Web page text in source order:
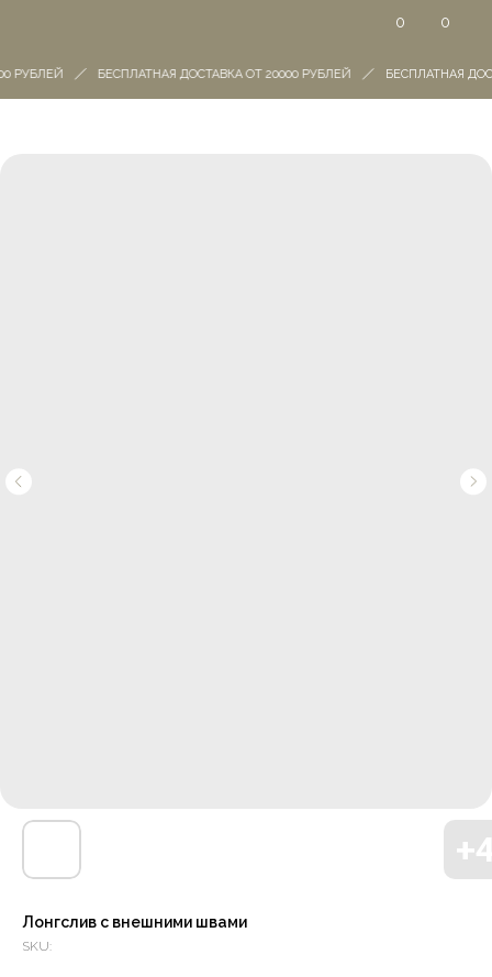
0
0
РУБЛЕЙ БЕСПЛАТНАЯ ДОСТАВКА ОТ 20000 РУБЛЕЙ БЕСПЛАТНАЯ
Лонгслив с внешними швами
SKU: